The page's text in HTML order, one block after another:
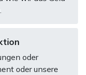
oder
oder unsere